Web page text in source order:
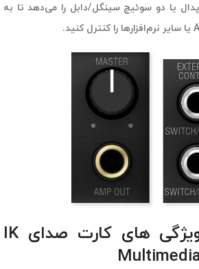
یا دو سوئیچ سینگل/دابل را می‌دهد تا به
خصوصیات و ویژگی های کارت صدای IK